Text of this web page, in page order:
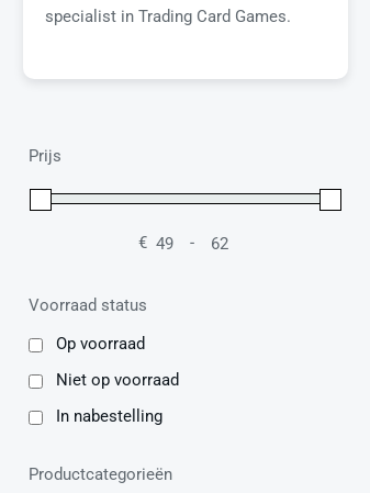
specialist in Trading Card Games.
Prijs
€
Minimale prijs
-
Maximale prijs
Voorraad status
Op voorraad
Niet op voorraad
In nabestelling
Productcategorieën